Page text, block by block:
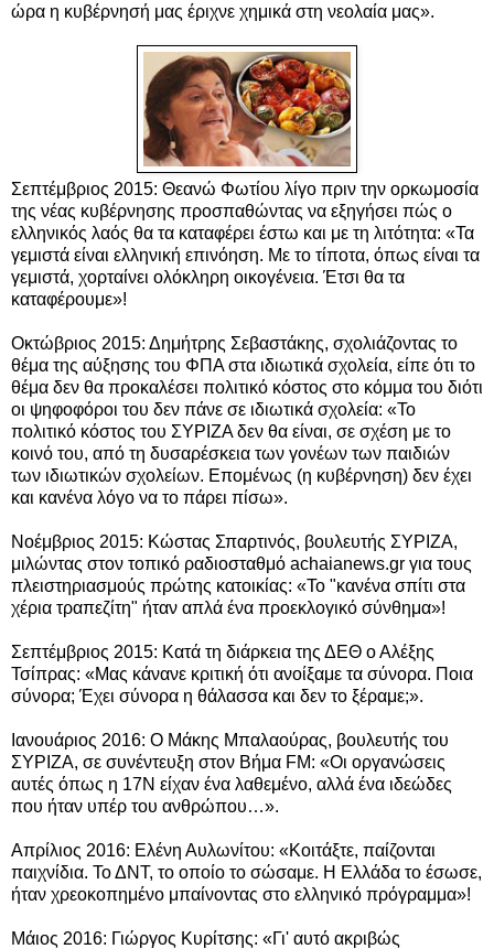
ώρα η κυβέρνησή μας έριχνε χημικά στη νεολαία μας».
Σεπτέμβριος 2015: Θεανώ Φωτίου λίγο πριν την ορκωμοσία
της νέας κυβέρνησης προσπαθώντας να εξηγήσει πώς ο
ελληνικός λαός θα τα καταφέρει έστω και με τη λιτότητα: «Τα
γεμιστά είναι ελληνική επινόηση. Με το τίποτα, όπως είναι τα
γεμιστά, χορταίνει ολόκληρη οικογένεια. Έτσι θα τα
καταφέρουμε»!
Οκτώβριος 2015: Δημήτρης Σεβαστάκης, σχολιάζοντας το
θέμα της αύξησης του ΦΠΑ στα ιδιωτικά σχολεία, είπε ότι το
θέμα δεν θα προκαλέσει πολιτικό κόστος στο κόμμα του διότι
οι ψηφοφόροι του δεν πάνε σε ιδιωτικά σχολεία: «Το
πολιτικό κόστος του ΣΥΡΙΖΑ δεν θα είναι, σε σχέση με το
κοινό του, από τη δυσαρέσκεια των γονέων των παιδιών
των ιδιωτικών σχολείων. Επομένως (η κυβέρνηση) δεν έχει
και κανένα λόγο να το πάρει πίσω».
Νοέμβριος 2015: Κώστας Σπαρτινός, βουλευτής ΣΥΡΙΖΑ,
μιλώντας στον τοπικό ραδιοσταθμό achaianews.gr για τους
πλειστηριασμούς πρώτης κατοικίας: «Το "κανένα σπίτι στα
χέρια τραπεζίτη" ήταν απλά ένα προεκλογικό σύνθημα»!
Σεπτέμβριος 2015: Κατά τη διάρκεια της ΔΕΘ ο Αλέξης
Τσίπρας: «Μας κάνανε κριτική ότι ανοίξαμε τα σύνορα. Ποια
σύνορα; Έχει σύνορα η θάλασσα και δεν το ξέραμε;».
Ιανουάριος 2016: Ο Μάκης Μπαλαούρας, βουλευτής του
ΣΥΡΙΖΑ, σε συνέντευξη στον Βήμα FΜ: «Οι οργανώσεις
αυτές όπως η 17Ν είχαν ένα λαθεμένο, αλλά ένα ιδεώδες
που ήταν υπέρ του ανθρώπου…».
Απρίλιος 2016: Ελένη Αυλωνίτου: «Κοιτάξτε, παίζονται
παιχνίδια. Το ΔΝΤ, το οποίο το σώσαμε. Η Ελλάδα το έσωσε,
ήταν χρεοκοπημένο μπαίνοντας στο ελληνικό πρόγραμμα»!
Μάιος 2016: Γιώργος Κυρίτσης: «Γι' αυτό ακριβώς